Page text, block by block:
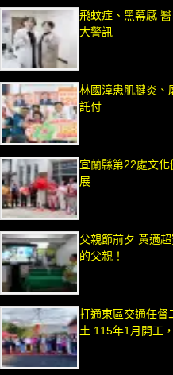
飛蚊症、黑幕感
大警訊
林國漳患肌腱炎、
託付
宜蘭縣第22處文
展
父親節前夕 黃適
的父親！
打通東區交通任督
土 115年1月開工